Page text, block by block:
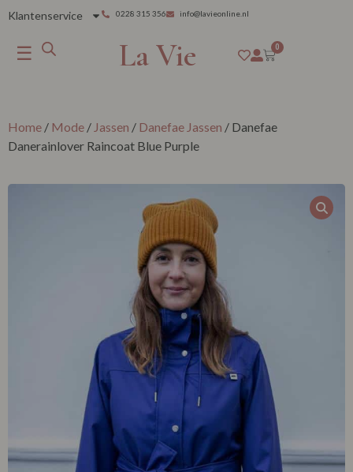
Klantenservice 0228 315 356 info@lavieonline.nl
☰ La Vie 0
Home / Mode / Jassen / Danefae Jassen / Danefae
Danerainlover Raincoat Blue Purple